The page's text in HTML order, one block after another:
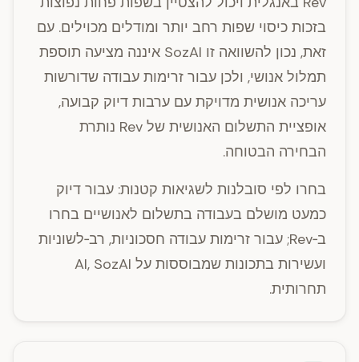
בזכות כיסוי שפות רחב יותר ומודלים מכוילים. עם
זאת, נכון להשוואה זו SozAI איננה מציעה תוספת
תמלול אנושי, ולכן עבור זרימות עבודה שדורשות
עריכה אנושית מדויקת עם ערבות דיוק קבועה,
אופציית התשלום האנושית של Rev נותרת
הבחירה הבטוחה.
בחרו לפי סובלנות לשגיאות קטנות: עבור דיוק
כמעט מושלם בעבודה בתשלום לאנושיים בחרו
ב‑Rev; עבור זרימות עבודה חסכוניות, רב‑לשוניות
ועשירות בתכונות שמבוססות על AI, SozAI
תחרותית.